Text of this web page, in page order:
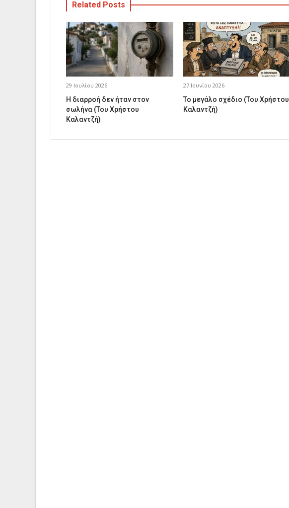
Related Posts
29 Ιουλίου 2026
Η διαρροή δεν ήταν στον
σωλήνα (Του Χρήστου
Καλαντζή)
27 Ιουνίου 2026
Το μεγάλο σχέδιο (Του Χρήστου
Καλαντζή)